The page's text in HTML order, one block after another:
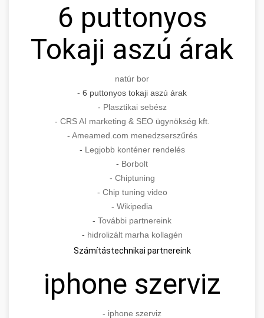
6 puttonyos
Tokaji aszú árak
natúr bor
- 6 puttonyos tokaji aszú árak
- Plasztikai sebész
- CRS AI marketing & SEO ügynökség kft.
- Ameamed.com menedzserszűrés
- Legjobb konténer rendelés
- Borbolt
- Chiptuning
- Chip tuning video
- Wikipedia
- További partnereink
- hidrolizált marha kollagén
Számítástechnikai partnereink
iphone szerviz
- iphone szerviz